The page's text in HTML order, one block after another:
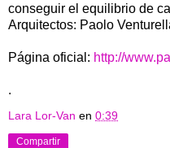
conseguir el equilibrio de
Arquitectos: Paolo
Página oficial: http://
.
Lara Lor-Van en 0:39
Compartir